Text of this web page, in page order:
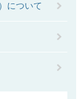
について